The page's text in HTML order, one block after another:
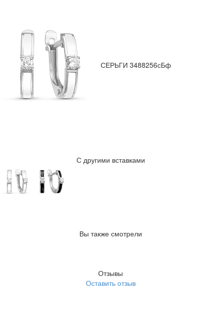
СЕРЬГИ 3488256сБф
С другими вставками
Вы также смотрели
Отзывы
Оставить отзыв